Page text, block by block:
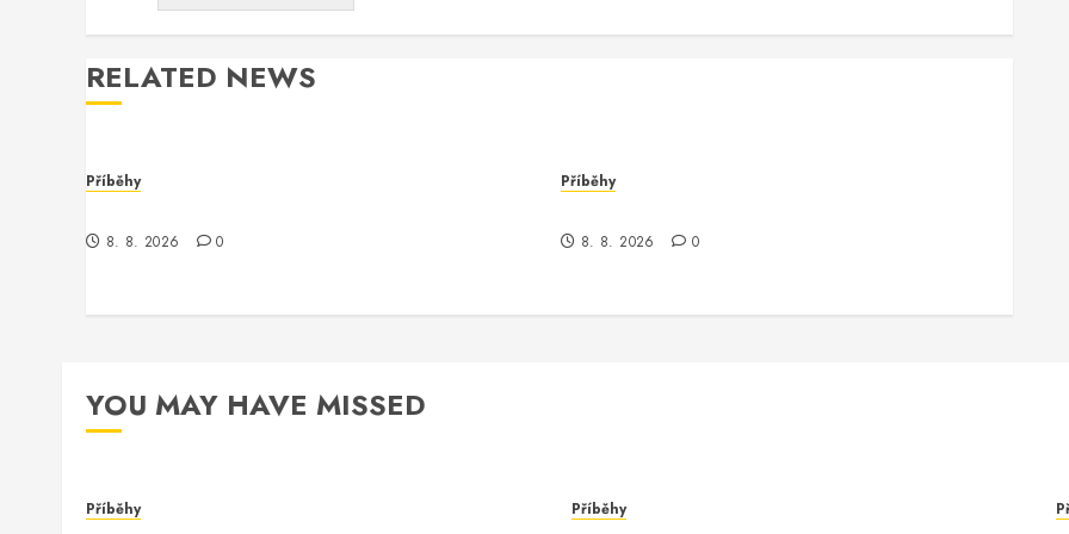
RELATED NEWS
Příběhy
8. 8. 2026 0
Příběhy
8. 8. 2026 0
YOU MAY HAVE MISSED
Příběhy Příběhy